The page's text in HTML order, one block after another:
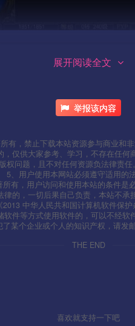
展开阅读全文
举报该内容
有，禁止下载本站资源参与商业和
仅供大家参考、学习，不存在任
问题，且不对任何资源负法律责
、用户使用本网站必须遵守适用
有，用户访问和使用本站的条件是
的，一切后果自己负责，本站不
中华人民共和国计算机软件保
件等方式使用软件的，可以不经
某个企业或个人的知识产权，请发
THE END
喜欢就支持一下吧